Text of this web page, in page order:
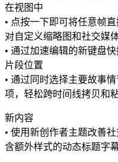
在视图中
• 点按一下即可将任意帧
对自定义缩略图和社交媒
• 通过加速编辑的新键盘
片段位置
• 通过同时选择主要故事
项，轻松跨时间线拷贝和
新内容
• 使用新创作者主题改善
含额外样式的动态标题字